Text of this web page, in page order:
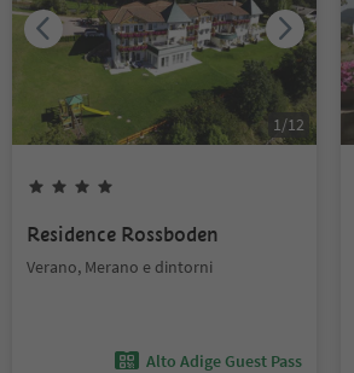
1/12
Residence Rossboden
Verano, Merano e dintorni
Alto Adige Guest Pass